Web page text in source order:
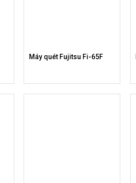
Máy quét Fujitsu Fi-65F